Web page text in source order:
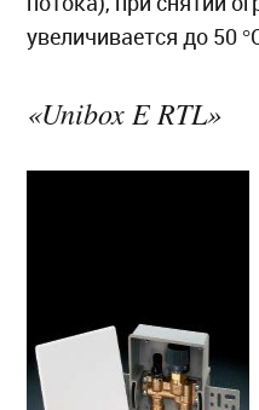
увеличивается до 50
«Unibox E RTL»